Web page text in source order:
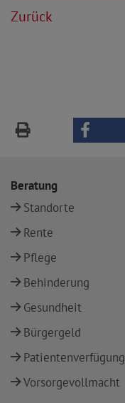
Zurück
Beratung
Standorte
Rente
Pflege
Behinderung
Gesundheit
Bürgergeld
Patientenverfügung
Vorsorgevollmacht